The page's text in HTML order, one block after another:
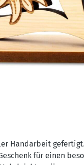
Handarbeit
für einen